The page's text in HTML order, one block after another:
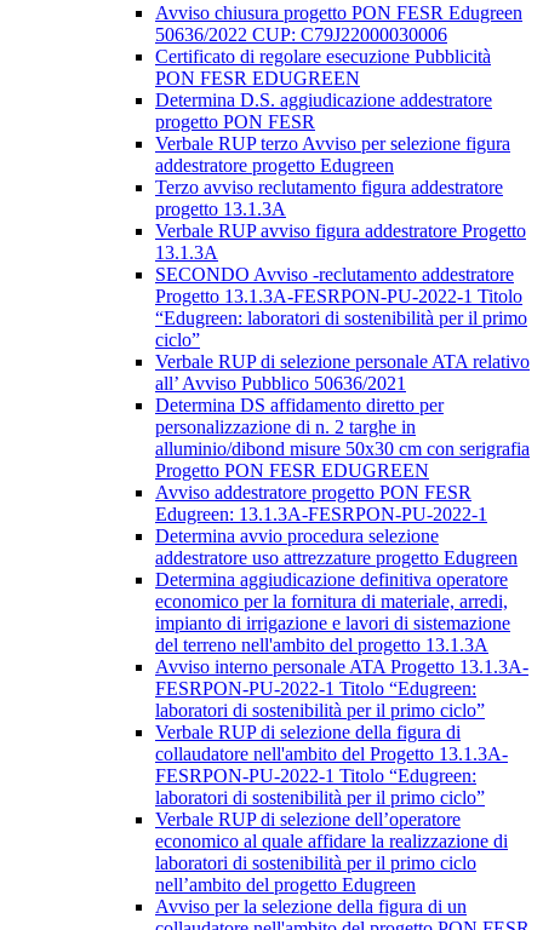
Avviso chiusura progetto PON FESR Edugreen
50636/2022 CUP: C79J22000030006
Certificato di regolare esecuzione Pubblicità
PON FESR EDUGREEN
Determina D.S. aggiudicazione addestratore
progetto PON FESR
Verbale RUP terzo Avviso per selezione figura
addestratore progetto Edugreen
Terzo avviso reclutamento figura addestratore
progetto 13.1.3A
Verbale RUP avviso figura addestratore Progetto
13.1.3A
SECONDO Avviso -reclutamento addestratore
Progetto 13.1.3A-FESRPON-PU-2022-1 Titolo
“Edugreen: laboratori di sostenibilità per il primo
ciclo”
Verbale RUP di selezione personale ATA relativo
all’ Avviso Pubblico 50636/2021
Determina DS affidamento diretto per
personalizzazione di n. 2 targhe in
alluminio/dibond misure 50x30 cm con serigrafia
Progetto PON FESR EDUGREEN
Avviso addestratore progetto PON FESR
Edugreen: 13.1.3A-FESRPON-PU-2022-1
Determina avvio procedura selezione
addestratore uso attrezzature progetto Edugreen
Determina aggiudicazione definitiva operatore
economico per la fornitura di materiale, arredi,
impianto di irrigazione e lavori di sistemazione
del terreno nell'ambito del progetto 13.1.3A
Avviso interno personale ATA Progetto 13.1.3A-
FESRPON-PU-2022-1 Titolo “Edugreen:
laboratori di sostenibilità per il primo ciclo”
Verbale RUP di selezione della figura di
collaudatore nell'ambito del Progetto 13.1.3A-
FESRPON-PU-2022-1 Titolo “Edugreen:
laboratori di sostenibilità per il primo ciclo”
Verbale RUP di selezione dell’operatore
economico al quale affidare la realizzazione di
laboratori di sostenibilità per il primo ciclo
nell’ambito del progetto Edugreen
Avviso per la selezione della figura di un